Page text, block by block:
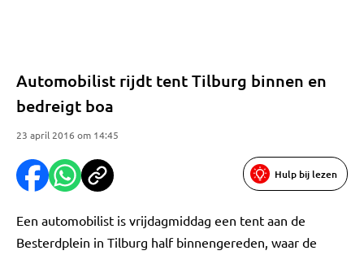
Automobilist rijdt tent Tilburg binnen en
bedreigt boa
23 april 2016 om 14:45
Hulp bij lezen
Een automobilist is vrijdagmiddag een tent aan de
Besterdplein in Tilburg half binnengereden, waar de